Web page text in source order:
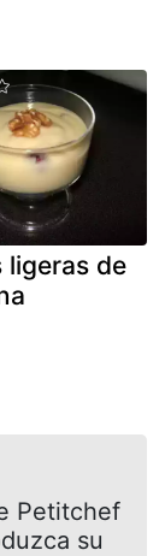
ligeras de
Petitchef
su